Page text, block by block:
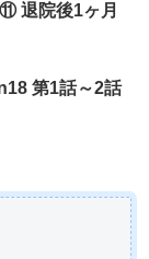
退院後1ヶ月
第1話～2話